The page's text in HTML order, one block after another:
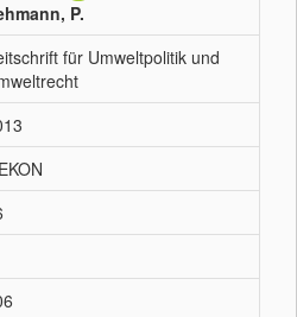
P.
für Umweltpolitik und